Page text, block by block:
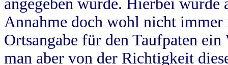
angegeben wurde. Hierbei wurde
Annahme doch wohl nicht
Ortsangabe für den Taufpaten
man aber von der Richtigkeit